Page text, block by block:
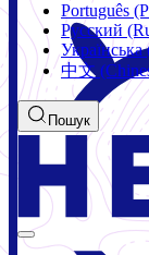
Português
Русский
中文
Пошук